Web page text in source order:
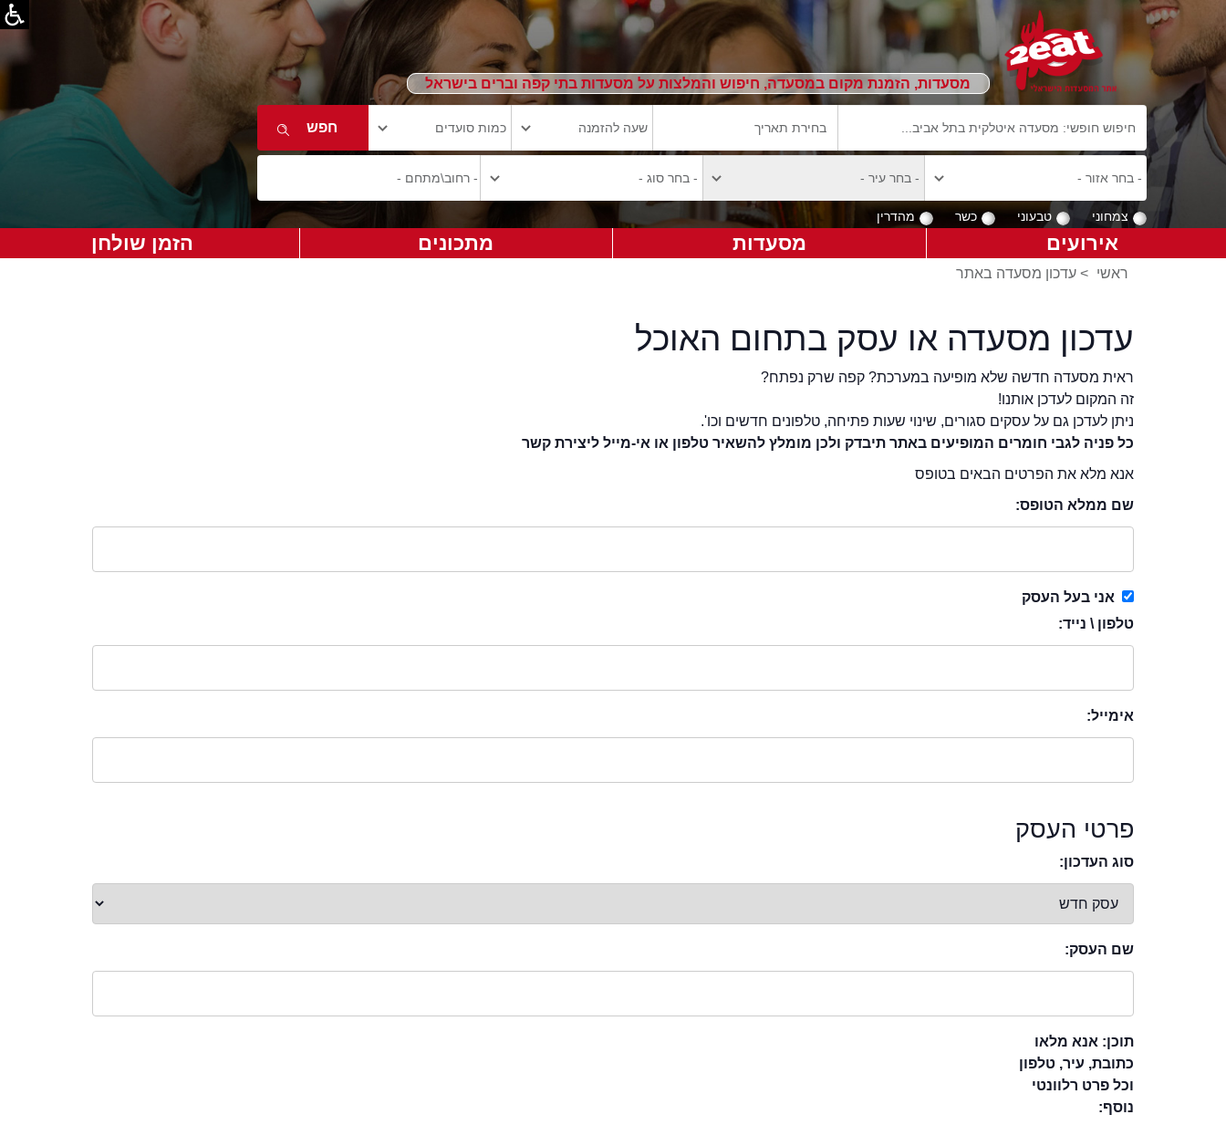
מסעדות, הזמנת מקום במסעדה, חיפוש והמלצות על מסעדות בתי קפה וברים בישראל
צמחוני טבעוני כשר מהדרין
אירועים מסעדות מתכונים הזמן שולחן
ראשי > עדכון מסעדה באתר
עדכון מסעדה או עסק בתחום האוכל
ראית מסעדה חדשה שלא מופיעה במערכת? קפה שרק נפתח?
זה המקום לעדכן אותנו!
ניתן לעדכן גם על עסקים סגורים, שינוי שעות פתיחה, טלפונים חדשים וכו'.
כל פניה לגבי חומרים המופיעים באתר תיבדק ולכן מומלץ להשאיר טלפון או אי-מייל ליצירת קשר
אנא מלא את הפרטים הבאים בטופס
שם ממלא הטופס:
אני בעל העסק
טלפון \ נייד:
אימייל:
פרטי העסק
סוג העדכון:
שם העסק:
תוכן: אנא מלאו
כתובת, עיר, טלפון
וכל פרט רלוונטי
נוסף: